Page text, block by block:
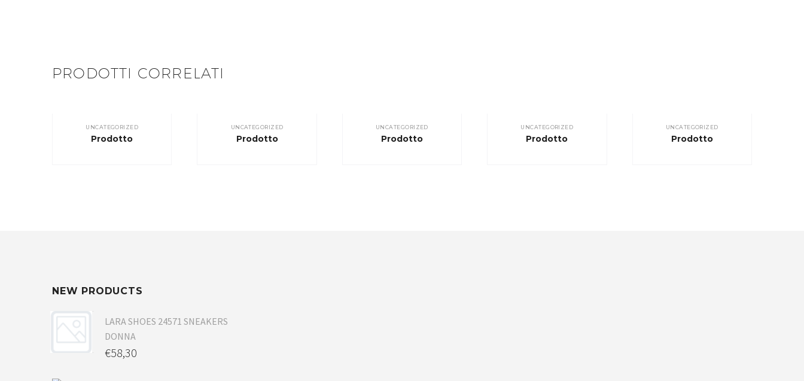
PRODOTTI CORRELATI
UNCATEGORIZED
Prodotto
UNCATEGORIZED
Prodotto
UNCATEGORIZED
Prodotto
UNCATEGORIZED
Prodotto
UNCATEGORIZED
Prodotto
NEW PRODUCTS
LARA SHOES 24571 SNEAKERS
DONNA
€58,30